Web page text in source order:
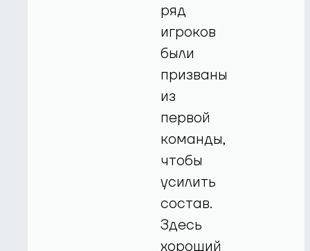
ряд
игроков
были
призваны
из
первой
команды,
чтобы
усилить
состав.
Здесь
хороший